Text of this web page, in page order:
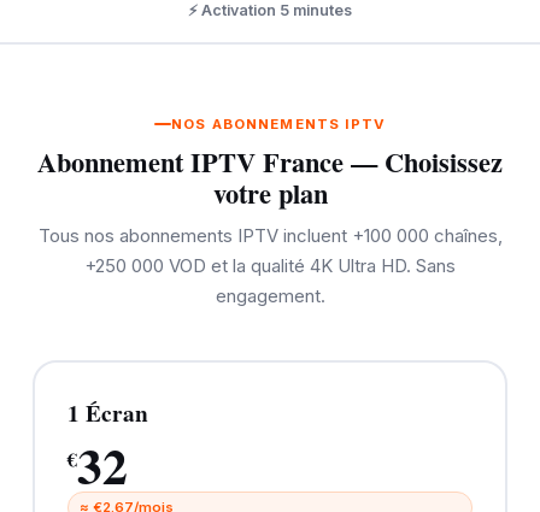
⚡ Activation 5 minutes
NOS ABONNEMENTS IPTV
Abonnement IPTV France — Choisissez
votre plan
Tous nos abonnements IPTV incluent +100 000 chaînes,
+250 000 VOD et la qualité 4K Ultra HD. Sans
engagement.
1 Écran
€32
≈ €2.67/mois